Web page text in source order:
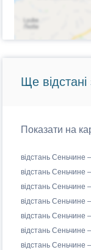
Ще
Показати на
відстань Сеньчине
відстань Сеньчине
відстань Сеньчине
відстань Сеньчине
відстань Сеньчине
відстань
відстань Сеньчине